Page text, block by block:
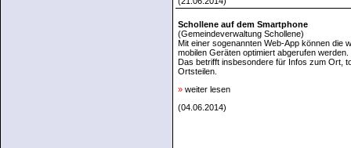
Schollene auf dem Smartphone
(Gemeindeverwaltung Schollene)
Mit einer sogenannten Web-App können die
mobilen Geräten optimiert abgerufen werden.
Das betrifft insbesondere für Infos zum Ort,
Ortsteilen.
» weiter lesen
(04.06.2014)